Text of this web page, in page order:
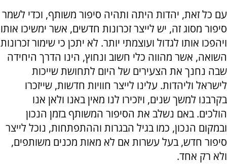
עם כל זאת, יהדות היתה ותהיה סיפור משותף, וכדי לשמר
סיפור מסוג זה, יש לייצר זכרונות חדשים, אשר ימשיכו אותו
ויהפכו אותו לגדול ועוצמתי יותר. לא יתכן כי שימור זכרונות
השואה, אשר מהווה כלי חשוב ונחוץ, הינו הדרך היחידה
שבה נחנך את הצעירים של היום לתחושת שייכות
לישראל וליהדות. עלינו לייצר חוויות חדשות, שייזכרו
בקרבנו למשך שנים, ויזכירו לנו מאין באנו ולאן אנו
הולכים. באם נשלב את הסיפור המשותף בזמן הנכון
ובמקום הנכון, כמו בגיל הבגרות וההתפתחות, נוכל לייצר
סיפור חדש, בעל עשרות אם לא מאות מכנים משותפים,
ולא רק אחד.